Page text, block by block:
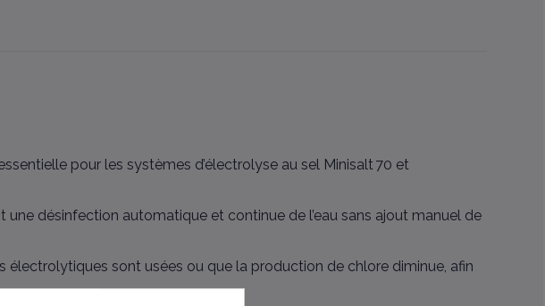
pour les systèmes d’électrolyse au sel Minisalt 70 et
désinfection automatique et continue de l’eau sans ajout manuel de
sont usées ou que la production de chlore diminue, afin